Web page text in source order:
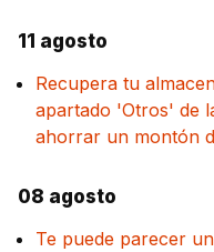
11 agosto
Recupera tu
apartado 'Otros' de
ahorrar un montón
08 agosto
Te puede parecer